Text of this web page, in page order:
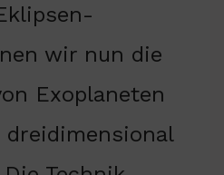
wir nun die
Exoplaneten
dreidimensional